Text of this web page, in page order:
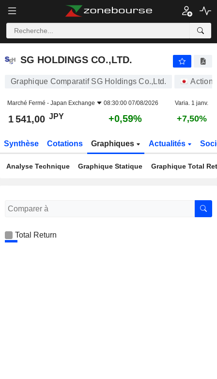
SG HOLDINGS CO.,LTD.
SG HOLDINGS CO.,LTD.
Graphique Comparatif SG Holdings Co.,Ltd. Actions
Marché Fermé - Japan Exchange 08:30:00 07/08/2026 Varia. 1 janv.
1 541,00 JPY +0,59% +7,50%
Synthèse Cotations Graphiques Actualités
Analyse Technique Graphique Statique Graphique Total
Total Return